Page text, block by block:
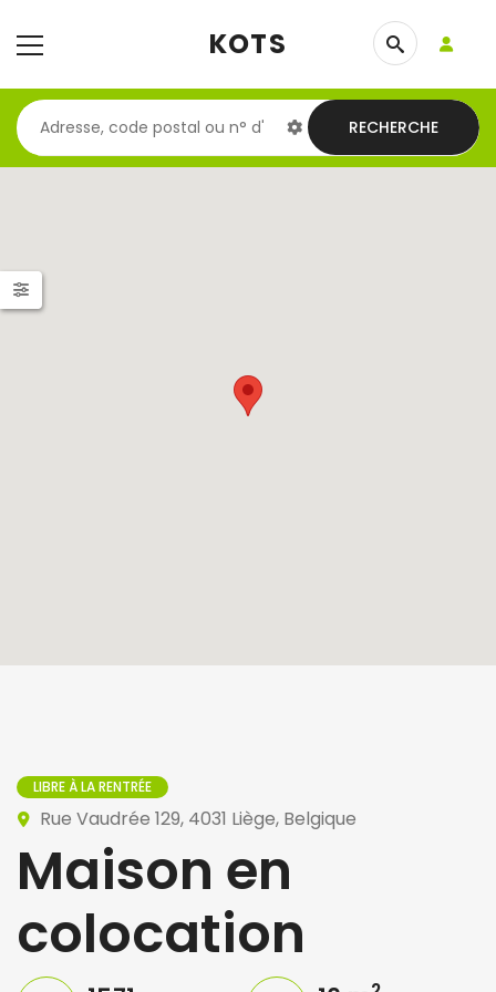
KOTS
RECHERCHE
LIBRE À LA RENTRÉE
Rue Vaudrée 129, 4031 Liège, Belgique
Maison en
colocation